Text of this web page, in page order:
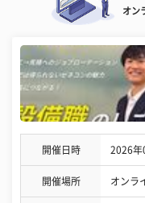
オン
開催日時 2026年
開催場所 オンラ